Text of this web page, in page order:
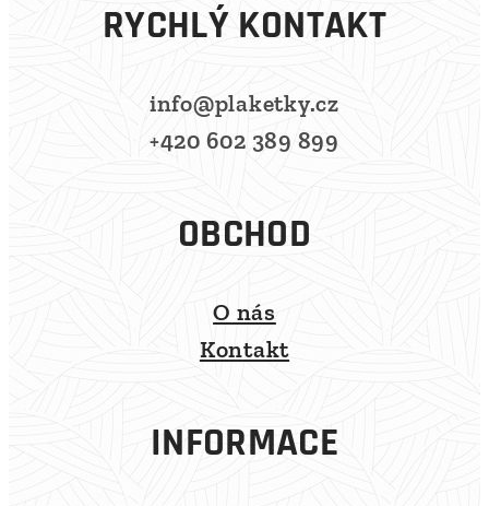
RYCHLÝ KONTAKT
info@plaketky.cz
+420 602 389 899
OBCHOD
O nás
Kontakt
INFORMACE